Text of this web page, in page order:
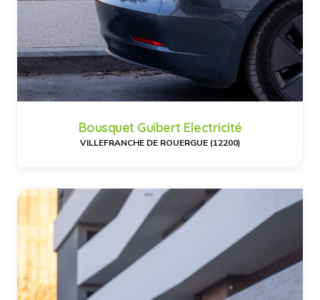
Bousquet Guibert Electricité
VILLEFRANCHE DE ROUERGUE (12200)